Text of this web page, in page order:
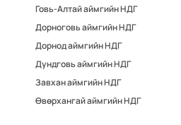
Говь-Алтай аймгийн НДГ
Дорноговь аймгийн НДГ
Дорнод аймгийн НДГ
Дундговь аймгийн НДГ
Завхан аймгийн НДГ
Өвөрхангай аймгийн НДГ